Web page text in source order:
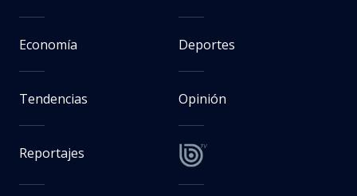
Economía Deportes
Tendencias Opinión
Reportajes